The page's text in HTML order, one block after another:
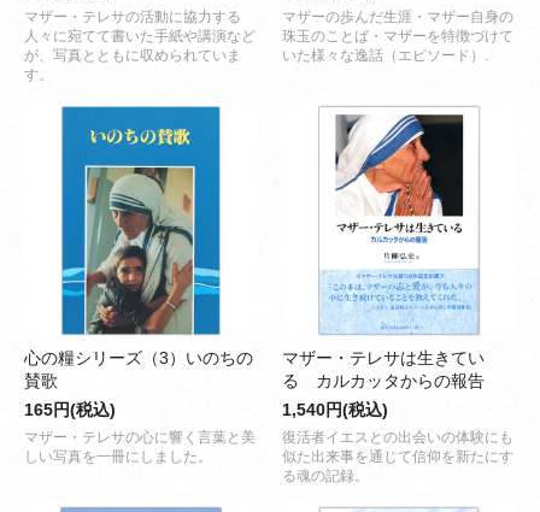
マザー・テレサの活動に協力する
人々に宛てて書いた手紙や講演など
が、写真とともに収められていま
す。
マザーの歩んだ生涯・マザー自身の
珠玉のことば・マザーを特徴づけて
いた様々な逸話（エピソード）.
心の糧シリーズ（3）いのちの
賛歌
165円(税込)
マザー・テレサの心に響く言葉と美
しい写真を一冊にしました。
マザー・テレサは生きてい
る カルカッタからの報告
1,540円(税込)
復活者イエスとの出会いの体験にも
似た出来事を通じて信仰を新たにす
る魂の記録。